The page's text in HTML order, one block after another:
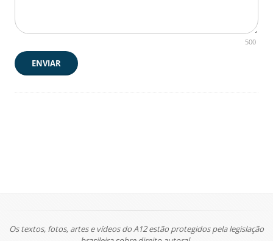
500
ENVIAR
Os textos, fotos, artes e vídeos do A12 estão protegidos pela legislação